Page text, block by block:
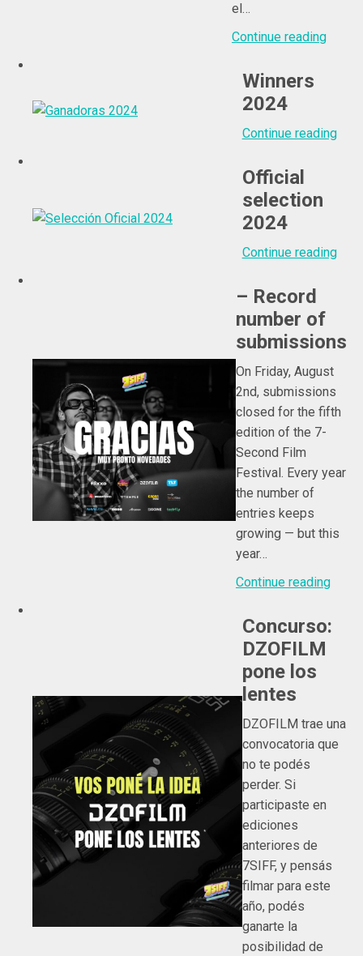
el…
Continue reading
Winners
2024
Continue reading
Official
selection
2024
Continue reading
– Record
number of
submissions
On Friday, August
2nd, submissions
closed for the fifth
edition of the 7-
Second Film
Festival. Every year
the number of
entries keeps
growing — but this
year…
Continue reading
Concurso:
DZOFILM
pone los
lentes
DZOFILM trae una
convocatoria que
no te podés
perder. Si
participaste en
ediciones
anteriores de
7SIFF, y pensás
filmar para este
año, podés
ganarte la
posibilidad de